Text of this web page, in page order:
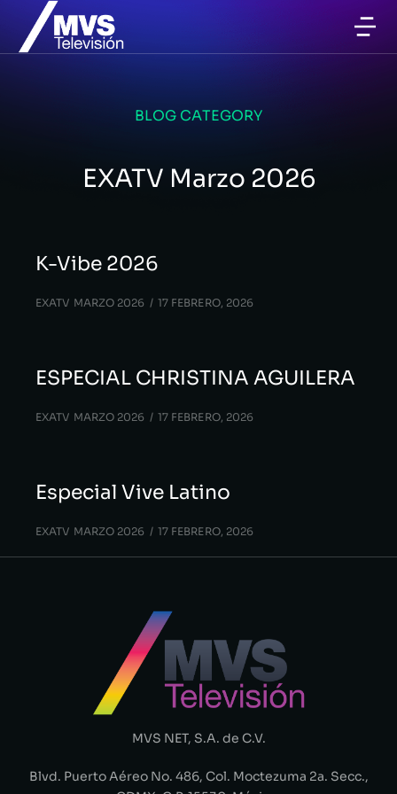
BLOG CATEGORY
EXATV Marzo 2026
K-Vibe 2026
EXATV MARZO 2026 17 FEBRERO, 2026
ESPECIAL CHRISTINA AGUILERA
EXATV MARZO 2026 17 FEBRERO, 2026
Especial Vive Latino
EXATV MARZO 2026 17 FEBRERO, 2026
MVS NET, S.A. de C.V.
Blvd. Puerto Aéreo No. 486, Col. Moctezuma 2a. Secc.,